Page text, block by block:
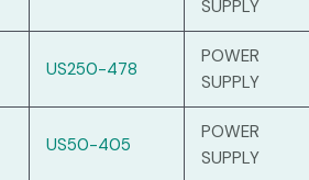
SUPPLY
US250-478
POWER
SUPPLY
US50-405
POWER
SUPPLY